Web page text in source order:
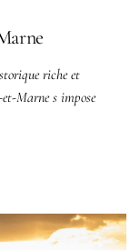
riche et
Marne s impose